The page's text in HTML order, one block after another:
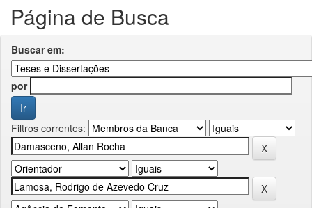
Página de Busca
Buscar em:
por
Filtros correntes: